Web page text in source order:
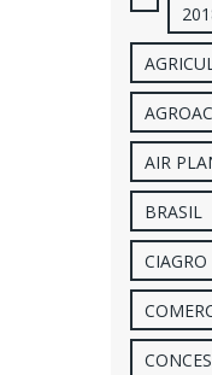
AIR
BRASIL
CIAGRO